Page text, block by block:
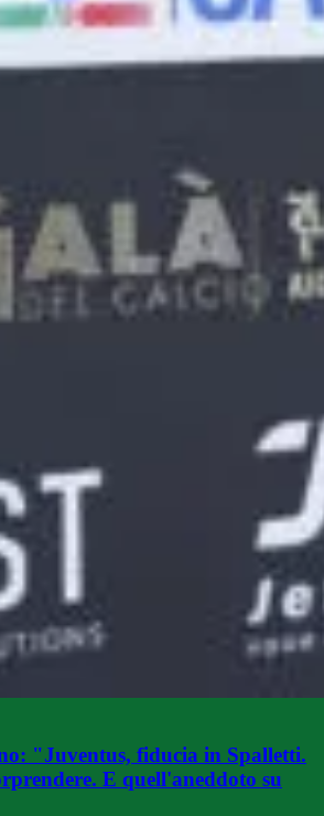
"Juventus, fiducia in Spalletti.
E quell'aneddoto su